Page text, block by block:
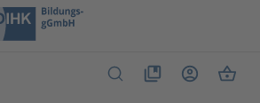
Du hast 0 Produkte